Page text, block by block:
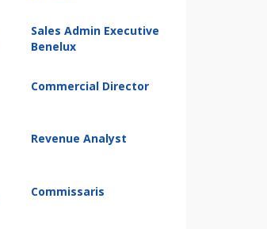
Sales Admin Executive
Benelux
Commercial Director
Revenue Analyst
Commissaris